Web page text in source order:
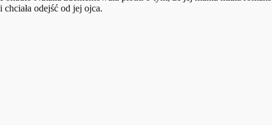
i chciała odejść od jej ojca.